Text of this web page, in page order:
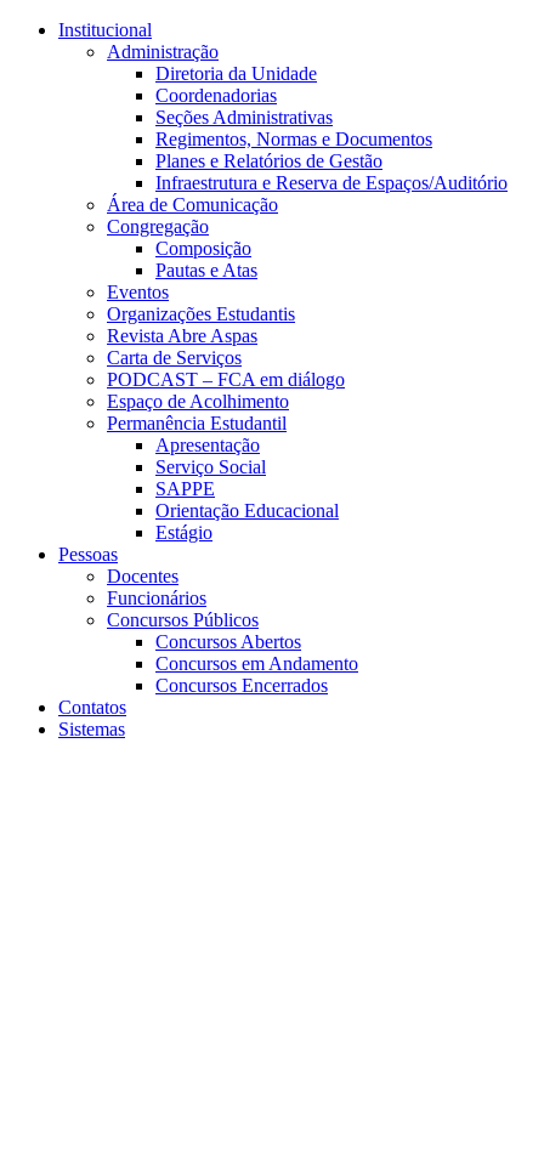
Conteúdo principal
Institucional
Administração
Diretoria da Unidade
Coordenadorias
Seções Administrativas
Regimentos, Normas e Documentos
Planes e Relatórios de Gestão
Infraestrutura e Reserva de Espaços/Auditório
Área de Comunicação
Congregação
Composição
Pautas e Atas
Eventos
Organizações Estudantis
Revista Abre Aspas
Carta de Serviços
PODCAST – FCA em diálogo
Espaço de Acolhimento
Permanência Estudantil
Apresentação
Serviço Social
SAPPE
Orientação Educacional
Estágio
Pessoas
Docentes
Funcionários
Concursos Públicos
Concursos Abertos
Concursos em Andamento
Concursos Encerrados
Contatos
Sistemas